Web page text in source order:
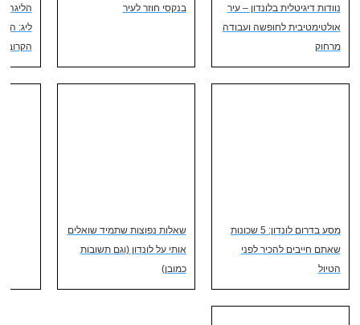
נוודות דיגיטלית בלונדון – עיר
אולטימטיבית לחופשה ועבודה
מרחוק
בנקסי חוזר לעיר
הליגה
ליג:
מסע בדרום לונדון: 5 שכונות
שאתם חייבים להכיר לפני
הטיול
שאלות נפוצות שתמיד שואלים
אותי על לונדון (וגם תשובות
כמובן)